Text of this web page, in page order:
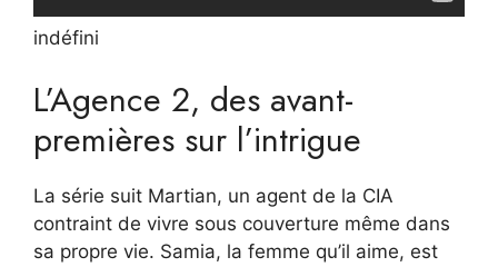
indéfini
L’Agence 2, des avant-
premières sur l’intrigue
La série suit Martian, un agent de la CIA
contraint de vivre sous couverture même dans
sa propre vie. Samia, la femme qu’il aime, est